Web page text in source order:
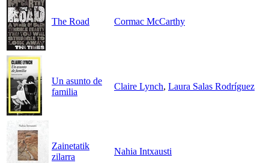
The Road Cormac McCarthy
Un asunto de
familia
Claire Lynch, Laura Salas Rodríguez
Zainetatik
zilarra
Nahia Intxausti